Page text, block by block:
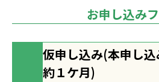
お申し込み
仮申し込み(本申し
約１ケ月)